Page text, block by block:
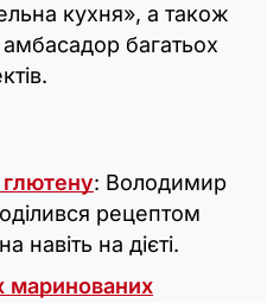
кухня», а також
багатьох
: Володимир
рецептом
навіть на дієті.
маринованих